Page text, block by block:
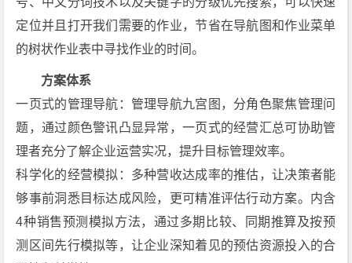
定位并且打开我们需要的作业，节省在导航图和作业菜单
的树状作业表中寻找作业的时间。
方案体系
一页式的管理导航：管理导航九宫图，分角色聚焦管理问
题，通过颜色警讯凸显异常，一页式的经营汇总可协助管
理者充分了解企业运营实况，提升目标管理效率。
科学化的经营模拟：多种营收达成率的推估，让决策者能
够事前洞悉目标达成风险，更可精准评估行动方案。内含
4种销售预测模拟方法，通过多期比较、同期推算及按预
测区间先行模拟等，让企业深知着见的预估资源投入的合